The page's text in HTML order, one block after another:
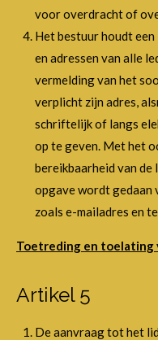
voor overdracht of
Het bestuur houdt
en adressen van alle
vermelding van het
verplicht zijn adres,
schriftelijk of langs
op te geven. Met het
bereikbaarheid van de
opgave wordt gedaan
zoals e-mailadres en
Toetreding en toelating
Artikel 5
De aanvraag tot het